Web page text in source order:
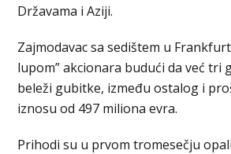
Državama i Aziji.
Zajmodavac sa sedištem u
lupom” akcionara budući da već tri
beleži gubitke, između ostalog i
iznosu od 497 miliona evra.
Prihodi su u prvom tromesečju